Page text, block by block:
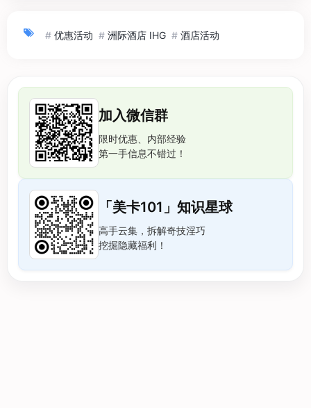
# 优惠活动 # 洲际酒店 IHG # 酒店活动
加入微信群
限时优惠、内部经验
第一手信息不错过！
「美卡101」知识星球
高手云集，拆解奇技淫巧
挖掘隐藏福利！